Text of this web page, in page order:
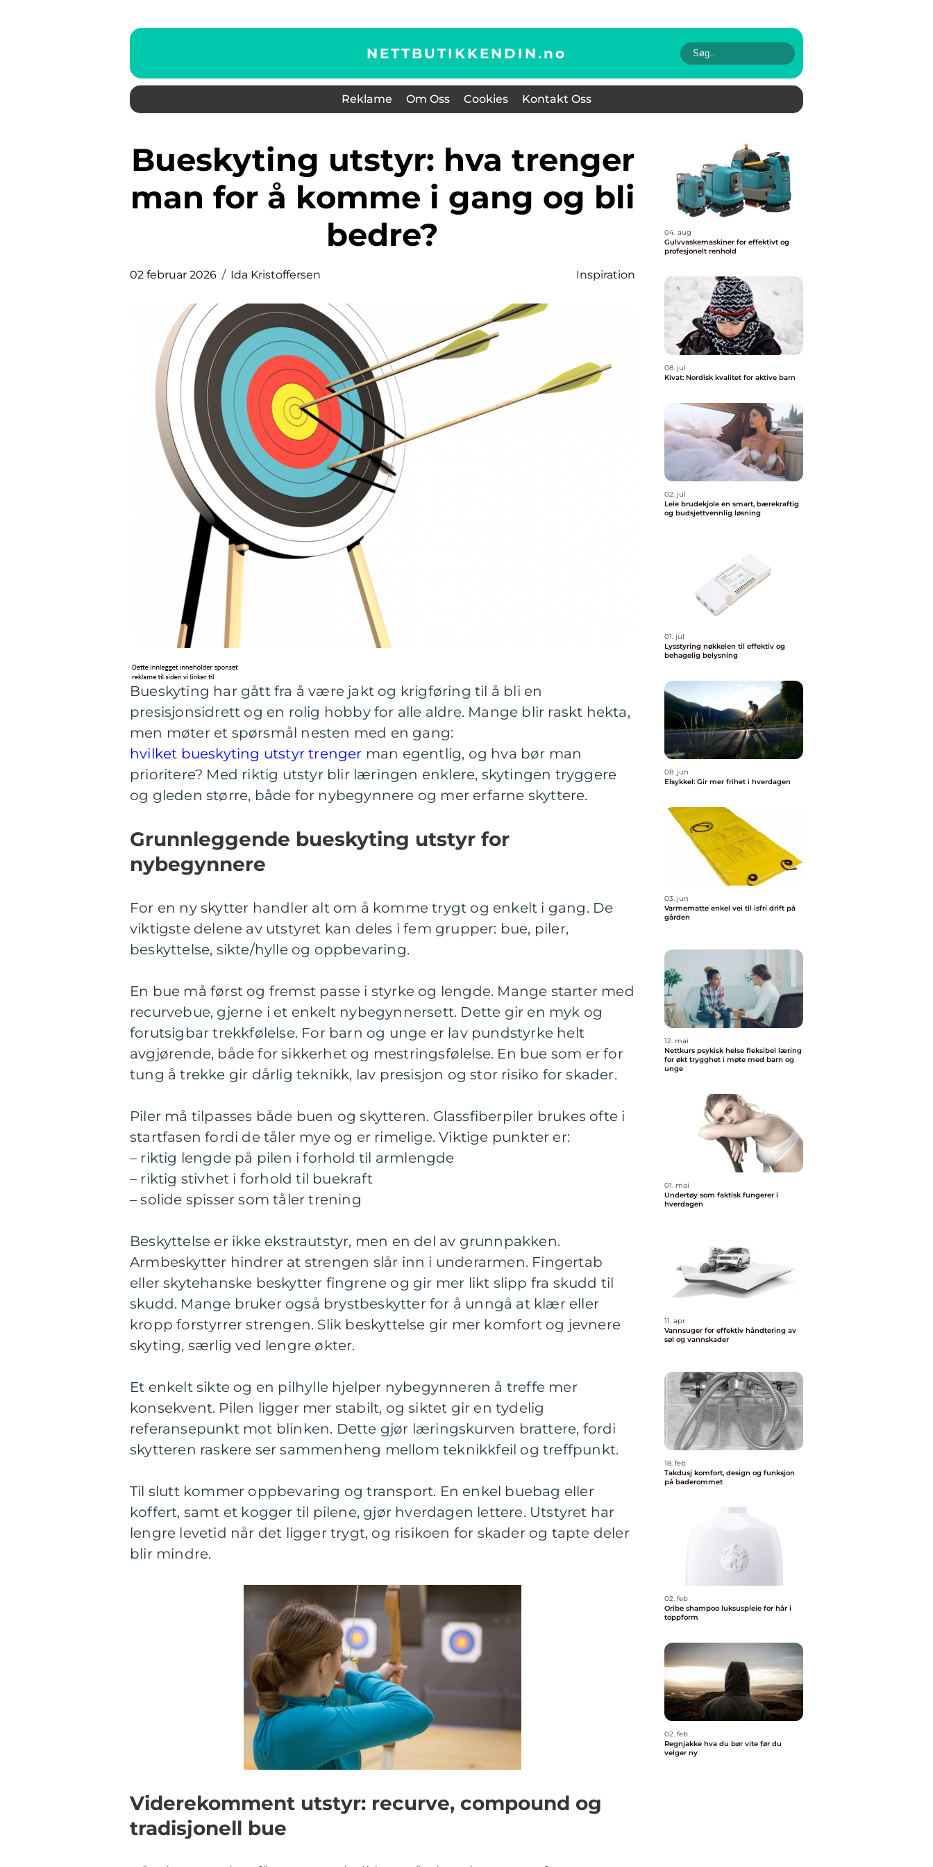
NETTBUTIKKENDIN.no
Reklame Om Oss Cookies Kontakt Oss
Bueskyting utstyr: hva trenger
man for å komme i gang og bli
bedre?
02 februar 2026 Ida Kristoffersen Inspiration
Bueskyting har gått fra å være jakt og krigføring til å bli en
presisjonsidrett og en rolig hobby for alle aldre. Mange blir raskt hekta,
men møter et spørsmål nesten med en gang:
hvilket bueskyting utstyr trenger man egentlig, og hva bør man
prioritere? Med riktig utstyr blir læringen enklere, skytingen tryggere
og gleden større, både for nybegynnere og mer erfarne skyttere.
Grunnleggende bueskyting utstyr for
nybegynnere
For en ny skytter handler alt om å komme trygt og enkelt i gang. De
viktigste delene av utstyret kan deles i fem grupper: bue, piler,
beskyttelse, sikte/hylle og oppbevaring.
En bue må først og fremst passe i styrke og lengde. Mange starter med
recurvebue, gjerne i et enkelt nybegynnersett. Dette gir en myk og
forutsigbar trekkfølelse. For barn og unge er lav pundstyrke helt
avgjørende, både for sikkerhet og mestringsfølelse. En bue som er for
tung å trekke gir dårlig teknikk, lav presisjon og stor risiko for skader.
Piler må tilpasses både buen og skytteren. Glassfiberpiler brukes ofte i
startfasen fordi de tåler mye og er rimelige. Viktige punkter er:
– riktig lengde på pilen i forhold til armlengde
– riktig stivhet i forhold til buekraft
– solide spisser som tåler trening
Beskyttelse er ikke ekstrautstyr, men en del av grunnpakken.
Armbeskytter hindrer at strengen slår inn i underarmen. Fingertab
eller skytehanske beskytter fingrene og gir mer likt slipp fra skudd til
skudd. Mange bruker også brystbeskytter for å unngå at klær eller
kropp forstyrrer strengen. Slik beskyttelse gir mer komfort og jevnere
skyting, særlig ved lengre økter.
Et enkelt sikte og en pilhylle hjelper nybegynneren å treffe mer
konsekvent. Pilen ligger mer stabilt, og siktet gir en tydelig
referansepunkt mot blinken. Dette gjør læringskurven brattere, fordi
skytteren raskere ser sammenheng mellom teknikkfeil og treffpunkt.
Til slutt kommer oppbevaring og transport. En enkel buebag eller
koffert, samt et kogger til pilene, gjør hverdagen lettere. Utstyret har
lengre levetid når det ligger trygt, og risikoen for skader og tapte deler
blir mindre.
Viderekomment utstyr: recurve, compound og
tradisjonell bue
04. aug
Gulvvaskemaskiner for effektivt og
profesjonelt renhold
08. jul
Kivat: Nordisk kvalitet for aktive barn
02. jul
Leie brudekjole en smart, bærekraftig
og budsjettvennlig løsning
01. jul
Lysstyring nøkkelen til effektiv og
behagelig belysning
08. jun
Elsykkel: Gir mer frihet i hverdagen
03. jun
Varmematte enkel vei til isfri drift på
gården
12. mai
Nettkurs psykisk helse fleksibel læring
for økt trygghet i møte med barn og
unge
01. mai
Undertøy som faktisk fungerer i
hverdagen
11. apr
Vannsuger for effektiv håndtering av
søl og vannskader
18. feb
Takdusj komfort, design og funksjon
på baderommet
02. feb
Oribe shampoo luksuspleie for hår i
toppform
02. feb
Regnjakke hva du bør vite før du
velger ny